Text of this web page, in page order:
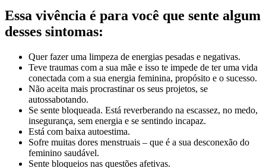
Essa vivência é para você que sente algum
desses sintomas:
Quer fazer uma limpeza de energias pesadas e negativas.
Teve traumas com a sua mãe e isso te impede de ter uma vida
conectada com a sua energia feminina, propósito e o sucesso.
Não aceita mais procrastinar os seus projetos, se
autossabotando.
Se sente bloqueada. Está reverberando na escassez, no medo,
insegurança, sem energia e se sentindo incapaz.
Está com baixa autoestima.
Sofre muitas dores menstruais – que é a sua desconexão do
feminino saudável.
Sente bloqueios nas questões afetivas.